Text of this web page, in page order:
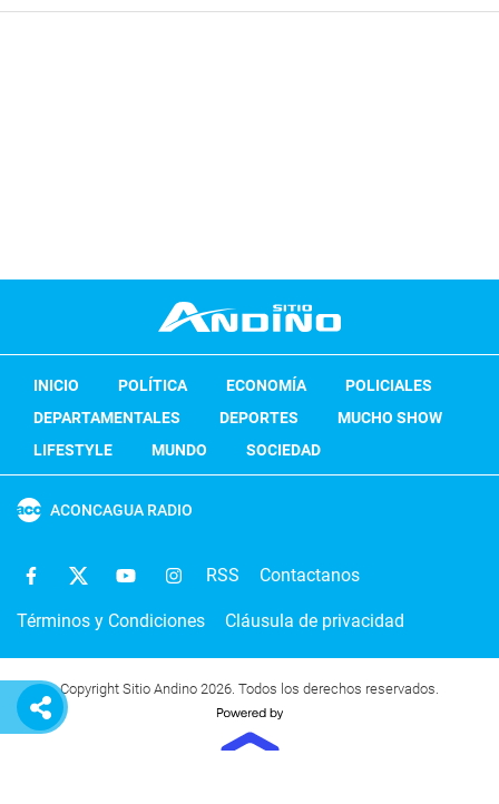
INICIO POLÍTICA ECONOMÍA
POLICIALES
DEPARTAMENTALES
DEPORTES
MUCHO SHOW
LIFESTYLE
MUNDO SOCIEDAD
ACONCAGUA RADIO
RSS Contactanos
Términos y Condiciones Cláusula de privacidad
Copyright Sitio Andino 2026. Todos los derechos reservados.